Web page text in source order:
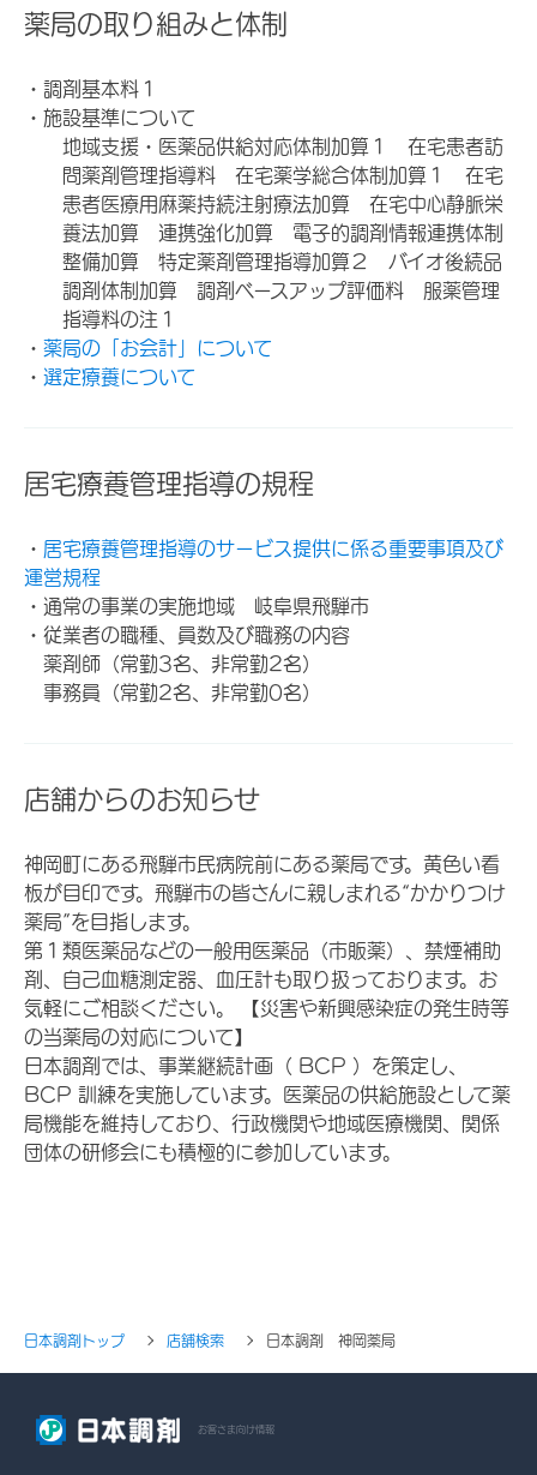
薬局の取り組みと体制
・調剤基本料１
・施設基準について
地域支援・医薬品供給対応体制加算１ 在宅患者訪
問薬剤管理指導料 在宅薬学総合体制加算１ 在宅
患者医療用麻薬持続注射療法加算 在宅中心静脈栄
養法加算 連携強化加算 電子的調剤情報連携体制
整備加算 特定薬剤管理指導加算２ バイオ後続品
調剤体制加算 調剤ベースアップ評価料 服薬管理
指導料の注１
・ 薬局の「お会計」について
・ 選定療養について
居宅療養管理指導の規程
・ 居宅療養管理指導のサービス提供に係る重要事項及び
運営規程
・通常の事業の実施地域 岐阜県飛騨市
・従業者の職種、員数及び職務の内容
薬剤師（常勤3名、非常勤2名）
事務員（常勤2名、非常勤0名）
店舗からのお知らせ
神岡町にある飛騨市民病院前にある薬局です。黄色い看
板が目印です。飛騨市の皆さんに親しまれる“かかりつけ
薬局”を目指します。
第１類医薬品などの一般用医薬品（市販薬）、禁煙補助
剤、自己血糖測定器、血圧計も取り扱っております。お
気軽にご相談ください。 【災害や新興感染症の発生時等
の当薬局の対応について】
日本調剤では、事業継続計画（ BCP ）を策定し、
BCP 訓練を実施しています。医薬品の供給施設として薬
局機能を維持しており、行政機関や地域医療機関、関係
団体の研修会にも積極的に参加しています。
日本調剤トップ 店舗検索 日本調剤 神岡薬局
お客さま向け情報